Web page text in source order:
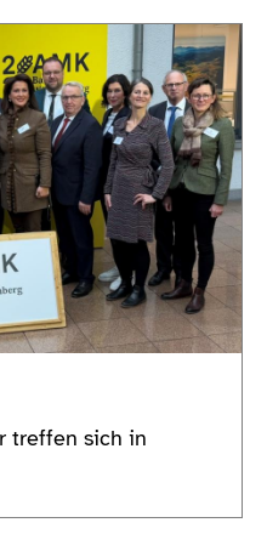
treffen sich in